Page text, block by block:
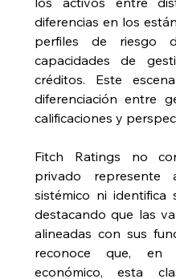
diferencias en los
perfiles de riesgo
capacidades de
créditos. Este
diferenciación entre
calificaciones y
Fitch Ratings no
privado represente
sistémico ni identifica
destacando que las
alineadas con sus
reconoce que, en
económico, esta